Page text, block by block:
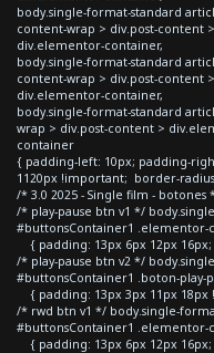
body.single-format-standard
content-wrap > div.post-content
div.elementor-container,
body.single-format-standard
content-wrap > div.post-content
div.elementor-container,
body.single-format-standard
wrap > div.post-content >
container
{ padding-left: 10px; padding-
1120px !important; border-
/* 3.0 2025 - Single film - botones
/* play-pause btn v1 */
#buttonsContainer1 .elementor-
{ padding: 13px 6px 12px 16px;
/* play-pause btn v2 */
#buttonsContainer1 .boton-play-
{ padding: 13px 3px 11px
/* rwd btn v1 */ body.single-
#buttonsContainer1 .elementor-
{ padding: 13px 6px 12px 16px;